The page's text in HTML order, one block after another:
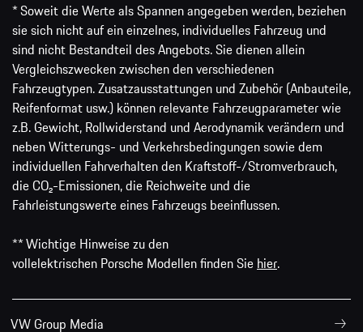
* Soweit die Werte als Spannen angegeben werden, beziehen
sie sich nicht auf ein einzelnes, individuelles Fahrzeug und
sind nicht Bestandteil des Angebots. Sie dienen allein
Vergleichszwecken zwischen den verschiedenen
Fahrzeugtypen. Zusatzausstattungen und Zubehör (Anbauteile,
Reifenformat usw.) können relevante Fahrzeugparameter wie
z.B. Gewicht, Rollwiderstand und Aerodynamik verändern und
neben Witterungs- und Verkehrsbedingungen sowie dem
individuellen Fahrverhalten den Kraftstoff-/Stromverbrauch,
die CO₂-Emissionen, die Reichweite und die
Fahrleistungswerte eines Fahrzeugs beeinflussen.
** Wichtige Hinweise zu den
vollelektrischen Porsche Modellen finden Sie hier.
VW Group Media